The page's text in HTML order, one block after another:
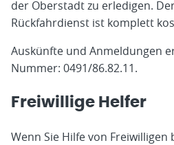
der Oberstadt zu erledigen.
Rückfahrdienst ist komplett
Auskünfte und Anmeldungen
Nummer: 0491/86.82.11.
Freiwillige Helfer
Wenn Sie Hilfe von Freiwilligen